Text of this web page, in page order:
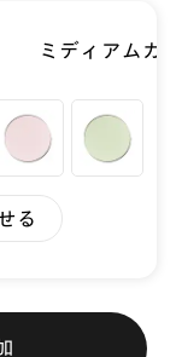
ミディアムカ
る